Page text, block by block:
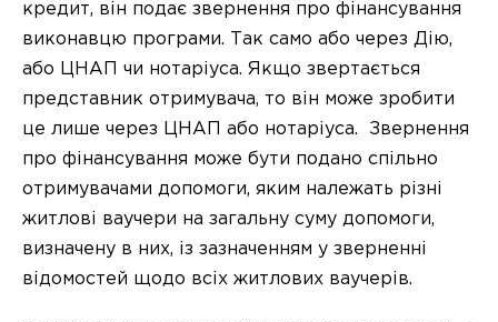
кредит, він подає звернення про фінансування
виконавцю програми. Так само або через Дію,
або ЦНАП чи нотаріуса. Якщо звертається
представник отримувача, то він може зробити
це лише через ЦНАП або нотаріуса. Звернення
про фінансування може бути подано спільно
отримувачами допомоги, яким належать різні
житлові ваучери на загальну суму допомоги,
визначену в них, із зазначенням у зверненні
відомостей щодо всіх житлових ваучерів.